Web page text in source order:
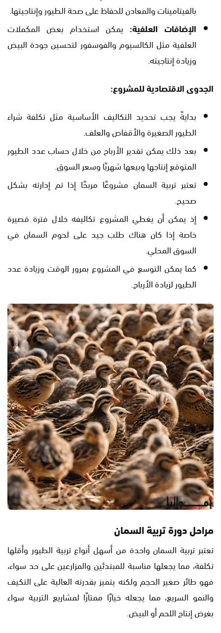
بالفيتامينات والمعادن للحفاظ على صحة الطيور وإنتاجيتها.
الإضافات العلفية: يمكن استخدام بعض المكملات
العلفية مثل الكالسيوم والفوسفور لتحسين جودة البيض
وزيادة إنتاجيته.
الجدوى الاقتصادية للمشروع:
بدايةً يجب تحديد التكاليف الأساسية مثل تكلفة شراء
الطيور الصغيرة والأقفاص والعلف.
بعد ذلك يمكن تقدير الأرباح من خلال حساب عدد الطيور
المتوقع إنتاجها وبيعها شهريًا وسعر السوق.
تعتبر تربية السمان مشروعًا مربحًا إذا تم إدارته بشكل
صحيح.
إذ يمكن أن يغطي المشروع تكاليفه خلال فترة قصيرة
خاصة إذا كان هناك طلب جيد على لحوم السمان في
السوق المحلي.
كما يمكن التوسع في المشروع بمرور الوقت وزيادة عدد
الطيور لزيادة الأرباح.
مراحل دورة تربية السمان
تعتبر تربية السمان واحدة من أسهل أنواع تربية الطيور وأقلها
تكلفة، مما يجعلها مناسبة للمبتدئين والمزارعين على حد سواء،
فهو طائر صغير الحجم ولكنه يتميز بقدرته العالية على التكيف
والنمو السريع، مما يجعله خيارًا ممتازًا لمشاريع التربية سواء
بغرض إنتاج اللحم أو البيض.